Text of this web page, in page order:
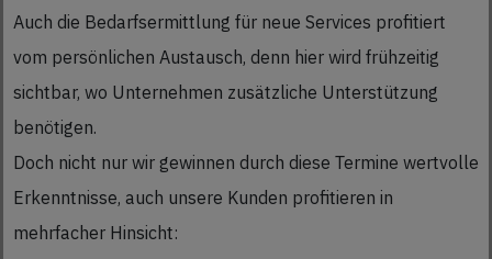
Auch die Bedarfsermittlung für neue Services profitiert
vom persönlichen Austausch, denn hier wird frühzeitig
sichtbar, wo Unternehmen zusätzliche Unterstützung
benötigen.
Doch nicht nur wir gewinnen durch diese Termine wertvolle
Erkenntnisse, auch unsere Kunden profitieren in
mehrfacher Hinsicht: